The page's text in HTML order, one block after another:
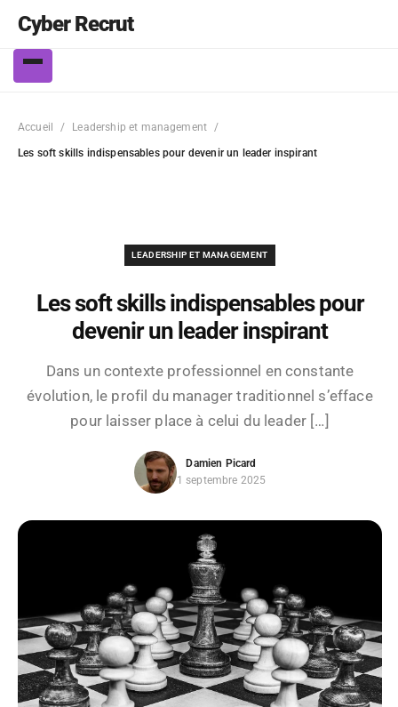
Cyber Recrut
Accueil Leadership et management
Les soft skills indispensables pour devenir un leader inspirant
LEADERSHIP ET MANAGEMENT
Les soft skills indispensables pour
devenir un leader inspirant
Dans un contexte professionnel en constante
évolution, le profil du manager traditionnel s’efface
pour laisser place à celui du leader […]
Damien Picard
1 septembre 2025